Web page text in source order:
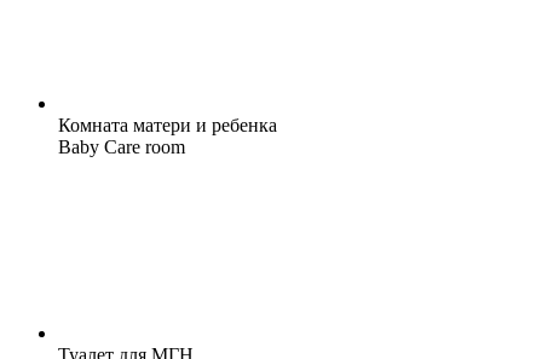
Комната матери и ребенка
Baby Care room